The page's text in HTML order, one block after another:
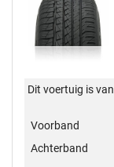
Dit voertuig is
Voorband
Achterband